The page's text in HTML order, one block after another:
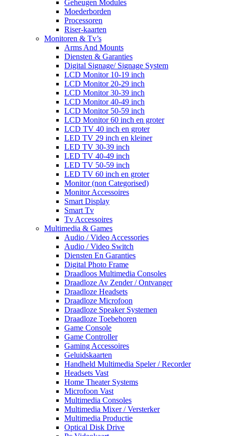
Geheugen Modules
Moederborden
Processoren
Riser-kaarten
Monitoren & Tv’s
Arms And Mounts
Diensten & Garanties
Digital Signage/ Signage System
LCD Monitor 10-19 inch
LCD Monitor 20-29 inch
LCD Monitor 30-39 inch
LCD Monitor 40-49 inch
LCD Monitor 50-59 inch
LCD Monitor 60 inch en groter
LCD TV 40 inch en groter
LED TV 29 inch en kleiner
LED TV 30-39 inch
LED TV 40-49 inch
LED TV 50-59 inch
LED TV 60 inch en groter
Monitor (non Categorised)
Monitor Accessoires
Smart Display
Smart Tv
Tv Accessoires
Multimedia & Games
Audio / Video Accessories
Audio / Video Switch
Diensten En Garanties
Digital Photo Frame
Draadloos Multimedia Consoles
Draadloze Av Zender / Ontvanger
Draadloze Headsets
Draadloze Microfoon
Draadloze Speaker Systemen
Draadloze Toebehoren
Game Console
Game Controller
Gaming Accessoires
Geluidskaarten
Handheld Multimedia Speler / Recorder
Headsets Vast
Home Theater Systems
Microfoon Vast
Multimedia Consoles
Multimedia Mixer / Versterker
Multimedia Productie
Optical Disk Drive